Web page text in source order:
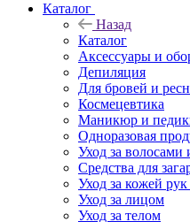
Каталог
Назад
Каталог
Аксессуары и
Депиляция
Для бровей и
Космецевтика
Маникюр и
Одноразовая
Уход за
Средства для
Уход за кожей
Уход за лицом
Уход за телом